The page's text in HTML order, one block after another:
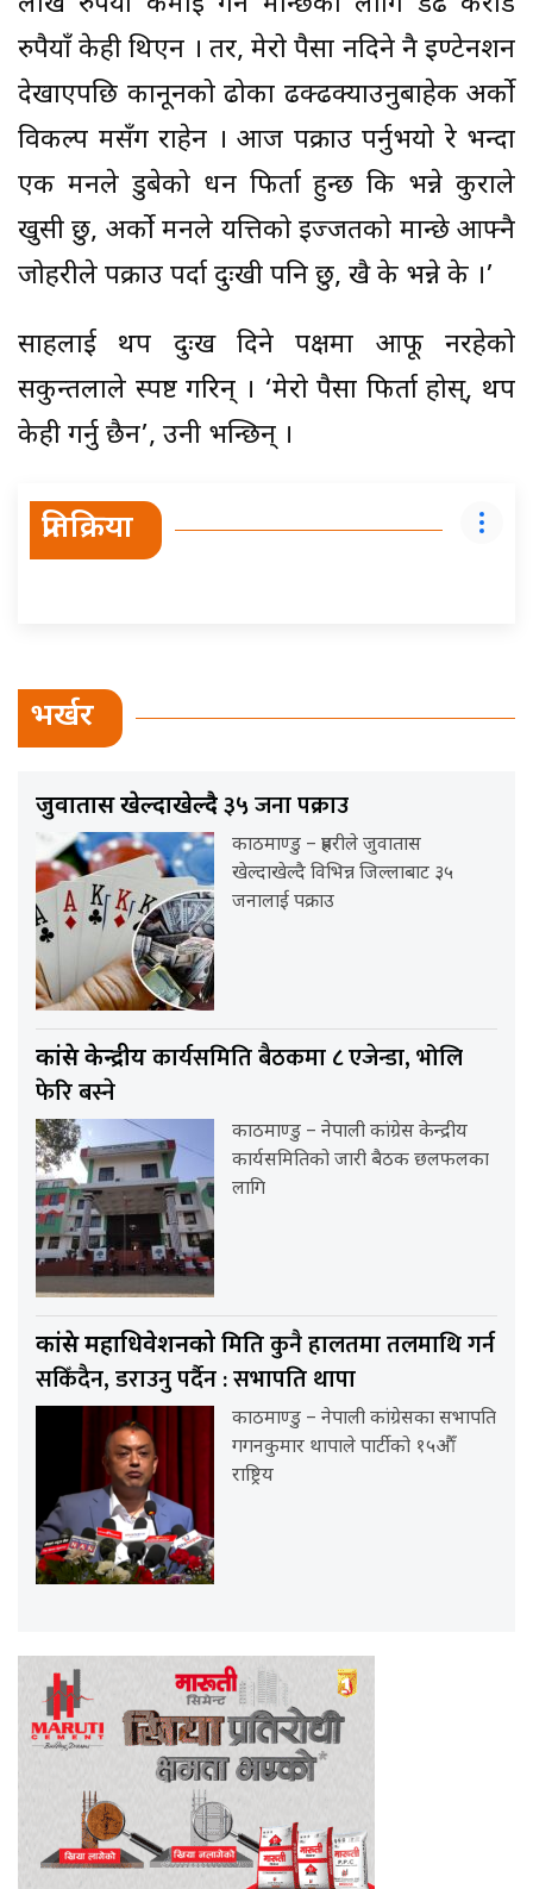
रुपैयाँ केही थिएन । तर, मेरो पैसा नदिने नै इण्टेनशन
देखाएपछि कानूनको ढोका ढक्ढक्याउनुबाहेक अर्को
विकल्प मसँग राहेन । आज पक्राउ पर्नुभयो रे भन्दा
एक मनले डुबेको धन फिर्ता हुन्छ कि भन्ने कुराले
खुसी छु, अर्को मनले यत्तिको इज्जतको मान्छे आफ्नै
जोहरीले पक्राउ पर्दा दुःखी पनि छु, खै के भन्ने के ।’
साहलाई थप दुःख दिने पक्षमा आफू नरहेको
सकुन्तलाले स्पष्ट गरिन् । ‘मेरो पैसा फिर्ता होस्, थप
केही गर्नु छैन’, उनी भन्छिन् ।
प्रतिक्रिया
भर्खर
जुवातास खेल्दाखेल्दै३५ जना पक्राउ
काठमाण्डु – प्रहरीले जुवातास
खेल्दाखेल्दै विभिन्न जिल्लाबाट ३५
जनालाई पक्राउ
कांग्रेस केन्द्रीयकार्यसमिति बैठकमा ८ एजेन्डा, भोलि
फेरि बस्ने
काठमाण्डु – नेपाली कांग्रेस केन्द्रीय
कार्यसमितिको जारी बैठक छलफलका
लागि
कांग्रेस महाधिवेशनकोमिति कुनै हालतमा तलमाथि गर्न
सकिँदैन, डराउनु पर्दैन : सभापति थापा
काठमाण्डु – नेपाली कांग्रेसका सभापति
गगनकुमार थापाले पार्टीको १५औँ
राष्ट्रिय